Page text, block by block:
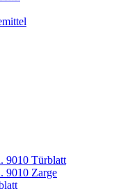
9010 Türblatt
9010 Zarge